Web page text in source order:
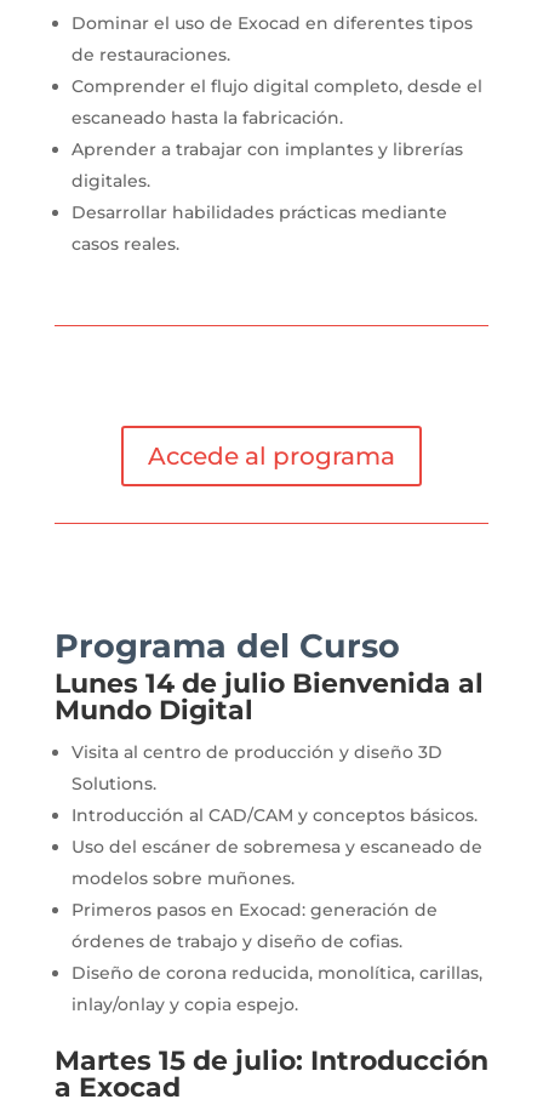
Dominar el uso de Exocad en diferentes tipos
de restauraciones.
Comprender el flujo digital completo, desde el
escaneado hasta la fabricación.
Aprender a trabajar con implantes y librerías
digitales.
Desarrollar habilidades prácticas mediante
casos reales.
Accede al programa
Programa del Curso
Lunes 14 de julio Bienvenida al
Mundo Digital
Visita al centro de producción y diseño 3D
Solutions.
Introducción al CAD/CAM y conceptos básicos.
Uso del escáner de sobremesa y escaneado de
modelos sobre muñones.
Primeros pasos en Exocad: generación de
órdenes de trabajo y diseño de cofias.
Diseño de corona reducida, monolítica, carillas,
inlay/onlay y copia espejo.
Martes 15 de julio: Introducción
a Exocad